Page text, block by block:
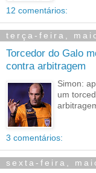
12 comentários:
terça-feira,
Torcedor do Galo
contra arbitragem
Simon:
um
3 comentários:
sexta-feira,